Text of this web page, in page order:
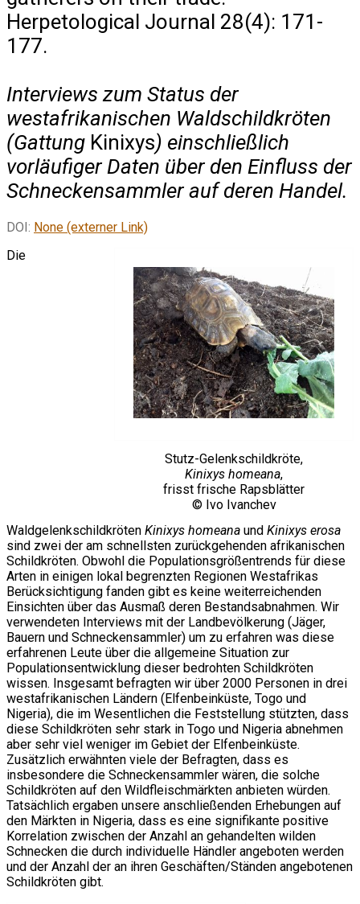
Herpetological Journal 28(4): 171-
177.
Interviews zum Status der
westafrikanischen Waldschildkröten
(Gattung Kinixys) einschließlich
vorläufiger Daten über den Einfluss der
Schneckensammler auf deren Handel.
DOI: None (externer Link)
Stutz-Gelenkschildkröte,
Kinixys homeana,
frisst frische Rapsblätter
© Ivo Ivanchev
Die
Waldgelenkschildkröten Kinixys homeana und Kinixys erosa
sind zwei der am schnellsten zurückgehenden afrikanischen
Schildkröten. Obwohl die Populationsgrößentrends für diese
Arten in einigen lokal begrenzten Regionen Westafrikas
Berücksichtigung fanden gibt es keine weiterreichenden
Einsichten über das Ausmaß deren Bestandsabnahmen. Wir
verwendeten Interviews mit der Landbevölkerung (Jäger,
Bauern und Schneckensammler) um zu erfahren was diese
erfahrenen Leute über die allgemeine Situation zur
Populationsentwicklung dieser bedrohten Schildkröten
wissen. Insgesamt befragten wir über 2000 Personen in drei
westafrikanischen Ländern (Elfenbeinküste, Togo und
Nigeria), die im Wesentlichen die Feststellung stützten, dass
diese Schildkröten sehr stark in Togo und Nigeria abnehmen
aber sehr viel weniger im Gebiet der Elfenbeinküste.
Zusätzlich erwähnten viele der Befragten, dass es
insbesondere die Schneckensammler wären, die solche
Schildkröten auf den Wildfleischmärkten anbieten würden.
Tatsächlich ergaben unsere anschließenden Erhebungen auf
den Märkten in Nigeria, dass es eine signifikante positive
Korrelation zwischen der Anzahl an gehandelten wilden
Schnecken die durch individuelle Händler angeboten werden
und der Anzahl der an ihren Geschäften/Ständen angebotenen
Schildkröten gibt.